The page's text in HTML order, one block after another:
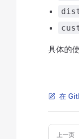
具体的
在
Pager
上一页